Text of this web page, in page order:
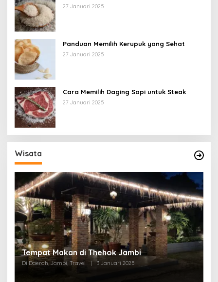
27 Januari 2025
Panduan Memilih Kerupuk yang Sehat
27 Januari 2025
Cara Memilih Daging Sapi untuk Steak
27 Januari 2025
Wisata
Tempat Makan di Thehok Jambi
Di Daerah, Jambi, Travel 3 Januari 2025